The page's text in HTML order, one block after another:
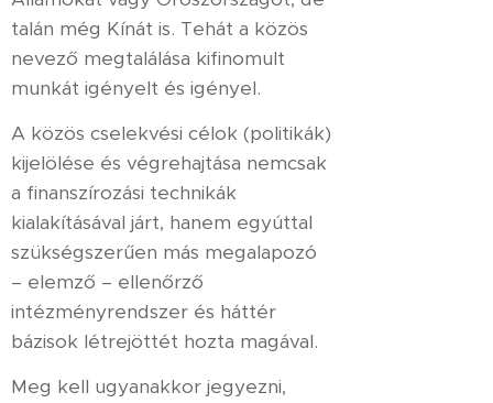
talán még Kínát is. Tehát a közös
nevező megtalálása kifinomult
munkát igényelt és igényel.
A közös cselekvési célok (politikák)
kijelölése és végrehajtása nemcsak
a finanszírozási technikák
kialakításával járt, hanem egyúttal
szükségszerűen más megalapozó
– elemző – ellenőrző
intézményrendszer és háttér
bázisok létrejöttét hozta magával.
Meg kell ugyanakkor jegyezni,